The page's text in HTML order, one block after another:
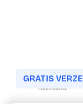
GRATIS